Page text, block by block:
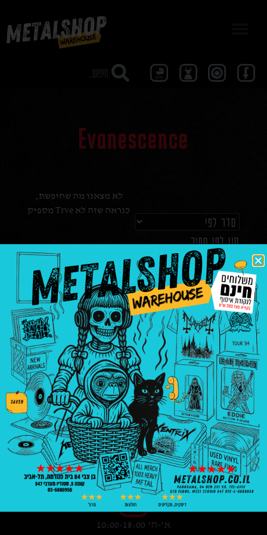
Evanescence
סנן לפי מחיר
₪
8
—
₪
3008
לא מצאנו מה שחיפשת,
כנראה שזה לא Trve מספיק
בניין פנורמה, בן צבי 84, ת"א קומה 5, סטודיו
547
03-6888958
א'-ה' 10:00-18:00